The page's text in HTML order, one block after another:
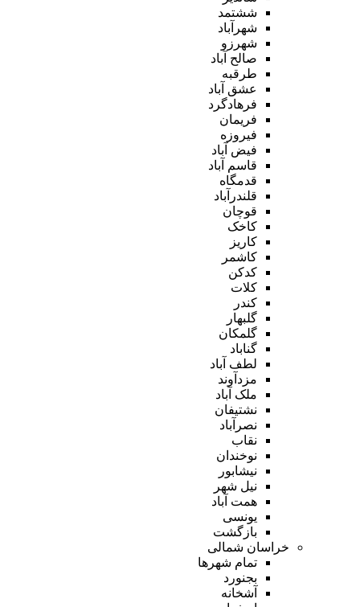
ششتمد
شهرآباد
شهرزو
صالح آباد
طرقبه
عشق آباد
فرهادگرد
فریمان
فیروزه
فیض آباد
قاسم آباد
قدمگاه
قلندرآباد
قوچان
کاخک
کاریز
کاشمر
کدکن
کلات
کندر
گلبهار
گلمکان
گناباد
لطف آباد
مزدآوند
ملک آباد
نشتیفان
نصرآباد
نقاب
نوخندان
نیشابور
نیل شهر
همت آباد
یونسی
بازگشت
خراسان شمالی
تمام شهر‌ها
بجنورد
آشخانه